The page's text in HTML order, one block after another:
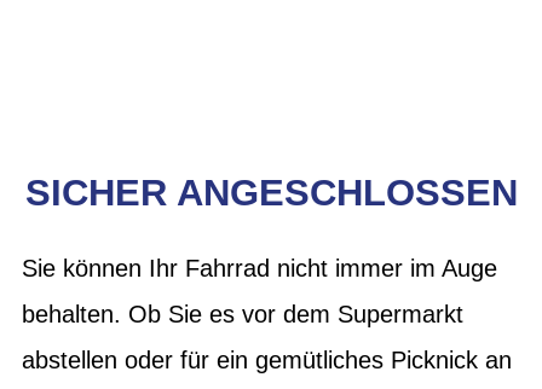
SICHER ANGESCHLOSSEN
Sie können Ihr Fahrrad nicht immer im Auge
behalten. Ob Sie es vor dem Supermarkt
abstellen oder für ein gemütliches Picknick an